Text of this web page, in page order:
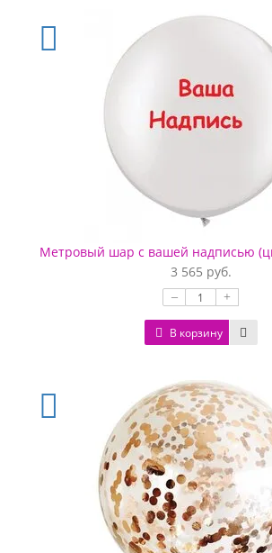
Метровый шар с вашей надписью
3 565 руб.
– +
В корзину